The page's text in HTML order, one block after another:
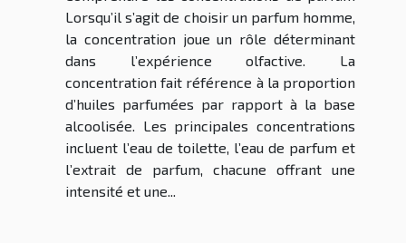
Lorsqu’il s’agit de choisir un parfum homme,
la concentration joue un rôle déterminant
dans l’expérience olfactive. La
concentration fait référence à la proportion
d’huiles parfumées par rapport à la base
alcoolisée. Les principales concentrations
incluent l’eau de toilette, l’eau de parfum et
l’extrait de parfum, chacune offrant une
intensité et une...